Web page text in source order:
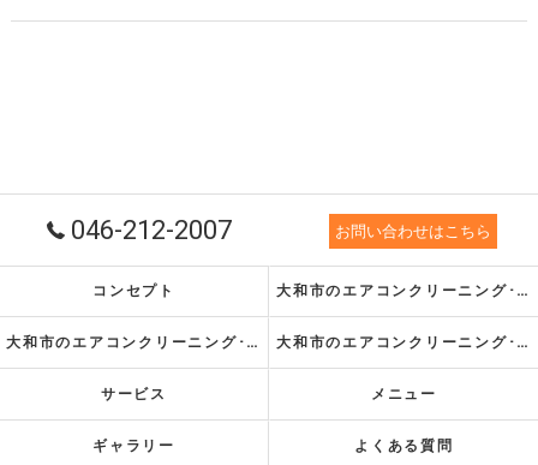
046-212-2007 お問い合わせはこちら
コンセプト 大和市のエアコンクリーニング･スリーエスお掃除サービスの口コミ情報
大和市のエアコンクリーニング･スリーエスお掃除サービスの評判 大和市のエアコンクリーニング･スリーエスお掃除サービスのお客様の声
サービス メニュー
ギャラリー よくある質問